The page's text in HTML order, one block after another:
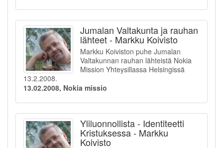
Jumalan Valtakunta ja rauhan
lähteet - Markku Koivisto
Markku Koiviston puhe Jumalan
Valtakunnan rauhan lähteistä Nokia
Mission Yhteysillassa Helsingissä
13.2.2008.
13.02.2008, Nokia missio
Yliluonnollista - Identiteetti
Kristuksessa - Markku
Koivisto